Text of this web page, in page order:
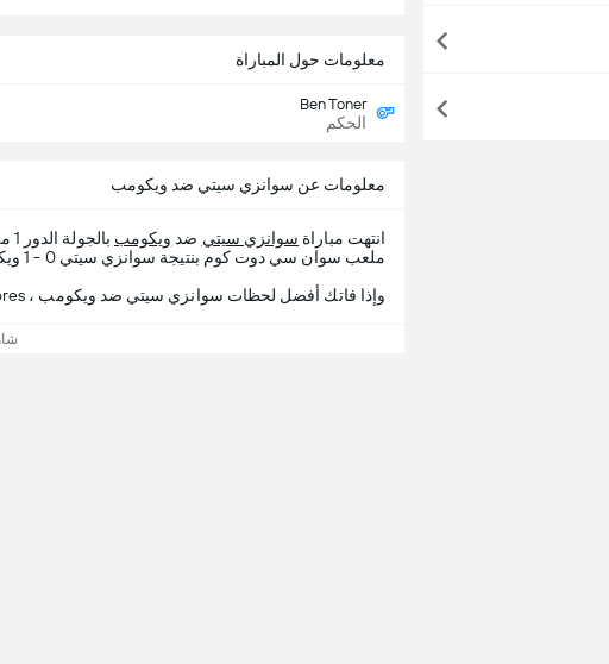
معلومات حول المباراة
Ben Toner
الحكم
معلومات عن سوانزي سيتي ضد ويكومب
انتهت مباراة سوانزي سيتي ضد ويكومب بالجولة الدور 1 من
ملعب سوان سي دوت كوم بنتيجة سوانزي سيتي 0 - 1 ويكومب.
وإذا فاتك أفضل لحظات سوانزي سيتي ضد ويكومب ، 365Scores يقدم لك تفاصيل المباراة.